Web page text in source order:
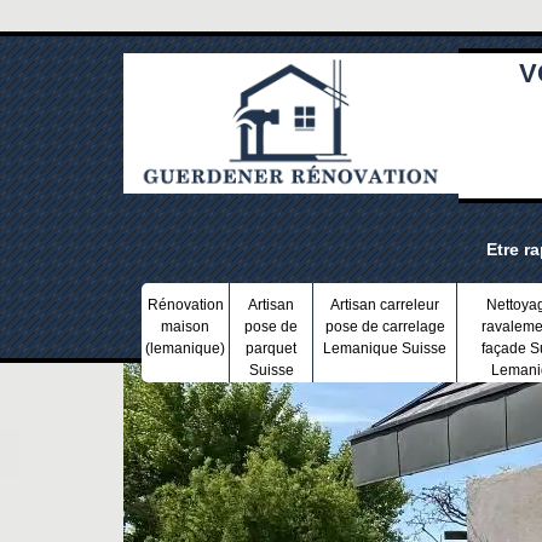
Etre
Rénovation
maison
(lemanique)
Artisan
pose de
parquet
Suisse
Artisan carreleur
pose de carrelage
Lemanique Suisse
façade